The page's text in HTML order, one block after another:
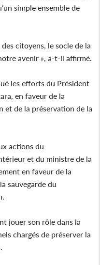
simple ensemble de
citoyens, le socle de la
avenir », a-t-il affirmé.
les efforts du Président
en faveur de la
et de la préservation de la
actions du
et du ministre de la
en faveur de la
sauvegarde du
jouer son rôle dans la
chargés de préserver la